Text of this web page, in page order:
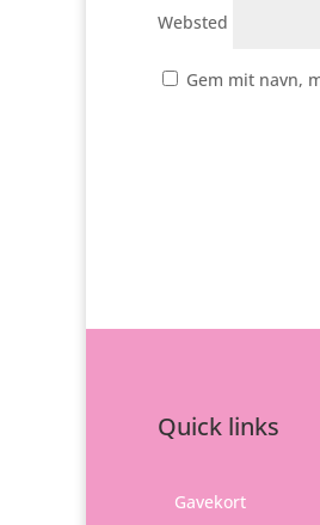
Websted
Gem mit navn,
Quick links
Gavekort